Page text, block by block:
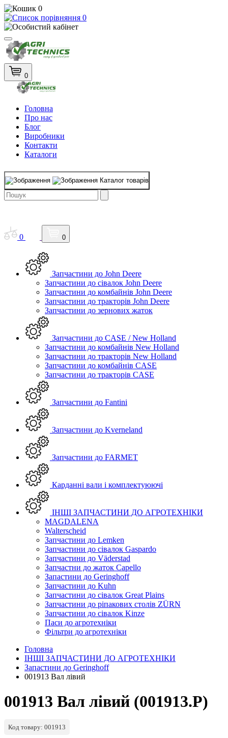
0
0
0
Головна
Про нас
Блог
Виробники
Контакти
Каталоги
Каталог товарів
0 0
Запчастини до John Deere
Запчастини до сівалок John Deere
Запчастини до комбайнів John Deere
Запчастини до тракторів John Deere
Запчастини до зернових жаток
Запчастини до CASE / New Holland
Запчастини до комбайнів New Holland
Запчастини до тракторів New Holland
Запчастини до комбайнів CASE
Запчастини до тракторів CASE
Запчастини до Fantini
Запчастини до Kverneland
Запчастини до FARMET
Карданні вали і комплектуюючі
ІНШІ ЗАПЧАСТИНИ ДО АГРОТЕХНІКИ
MAGDALENA
Walterscheid
Запчастини до Lemken
Запчастини до сівалок Gaspardo
Запчастини до Väderstad
Запчастни до жаток Capello
Запастини до Geringhoff
Запчастини до Kuhn
Запчастини до сівалок Great Plains
Запчастини до ріпакових столів ZÜRN
Запчастини до сівалок Kinze
Паси до агротехніки
Фільтри до агротехніки
Головна
ІНШІ ЗАПЧАСТИНИ ДО АГРОТЕХНІКИ
Запастини до Geringhoff
001913 Вал лівий
001913 Вал лівий (001913.P)
Код товару: 001913